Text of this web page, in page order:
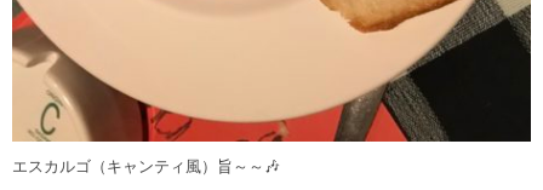
エスカルゴ（キャンティ風）旨～～🎶